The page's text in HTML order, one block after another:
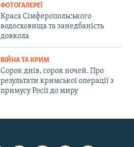
ФОТОГАЛЕРЕЇ
Краса Сімферопольського
водосховища та занедбаність
довкола
ВІЙНА ТА КРИМ
Сорок днів, сорок ночей. Про
результати кримської операції з
примусу Росії до миру